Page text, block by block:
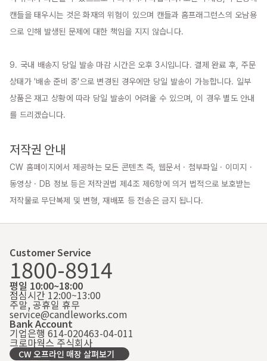
캔들을 태우시는 것은 화재의 위험이 있으며 캔들과 홈프래그런스의 오남용
으로 인해 발생된 문제에 대한 책임을 지지 않습니다.
9. 국내 배송지 당일 발송 마감 시간은 오후 3시입니다. 결제 완료 후, 주문
상태가 '배송 준비 중'으로 변경된 경우에만 당일 발송이 가능합니다. 일부
상품은 재고 상황에 따라 당일 발송이 어려울 수 있으며, 이 경우 별도 안내
를 드리겠습니다.
저작권 안내
CW 홈페이지에서 제공하는 모든 콘텐츠 즉, 웹문서 · 첨부파일 · 이미지 ·
동영상 · DB 정보 등은 저작권법 제4조 제6항에 의거 법적으로 보호받는
저작물로 무단복제 및 변형, 재배포 등 전송은 금지 됩니다.
Customer Service
1800-8914
평일 10:00~18:00
점심시간 12:00~13:00
주말, 공휴일 휴무
service@candleworks.com
Bank Account
기업은행 614-020463-04-011
크로마웍스 주식회사
CW 오프라인 매장 살펴보기